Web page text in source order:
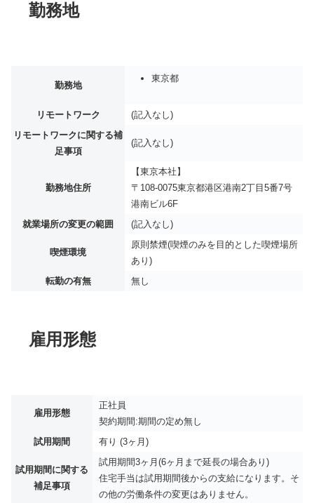
勤務地
勤務地
東京都
リモートワーク
(記入なし)
リモートワークに関する補
足事項
(記入なし)
勤務地住所
【東京本社】
〒108-0075東京都港区港南2丁目5番7号
港南ビル6F
就業場所の変更の範囲
(記入なし)
喫煙環境
原則禁煙(喫煙のみを目的とした喫煙場所
あり)
転勤の有無
無し
雇用形態
雇用形態
正社員
契約期間:期間の定め無し
試用期間
有り (3ヶ月)
試用期間に関する
補足事項
試用期間3ヶ月(6ヶ月まで延長の場合あり)
住宅手当は試用期間後からの支給になります。そ
の他の労働条件の変更はありません。